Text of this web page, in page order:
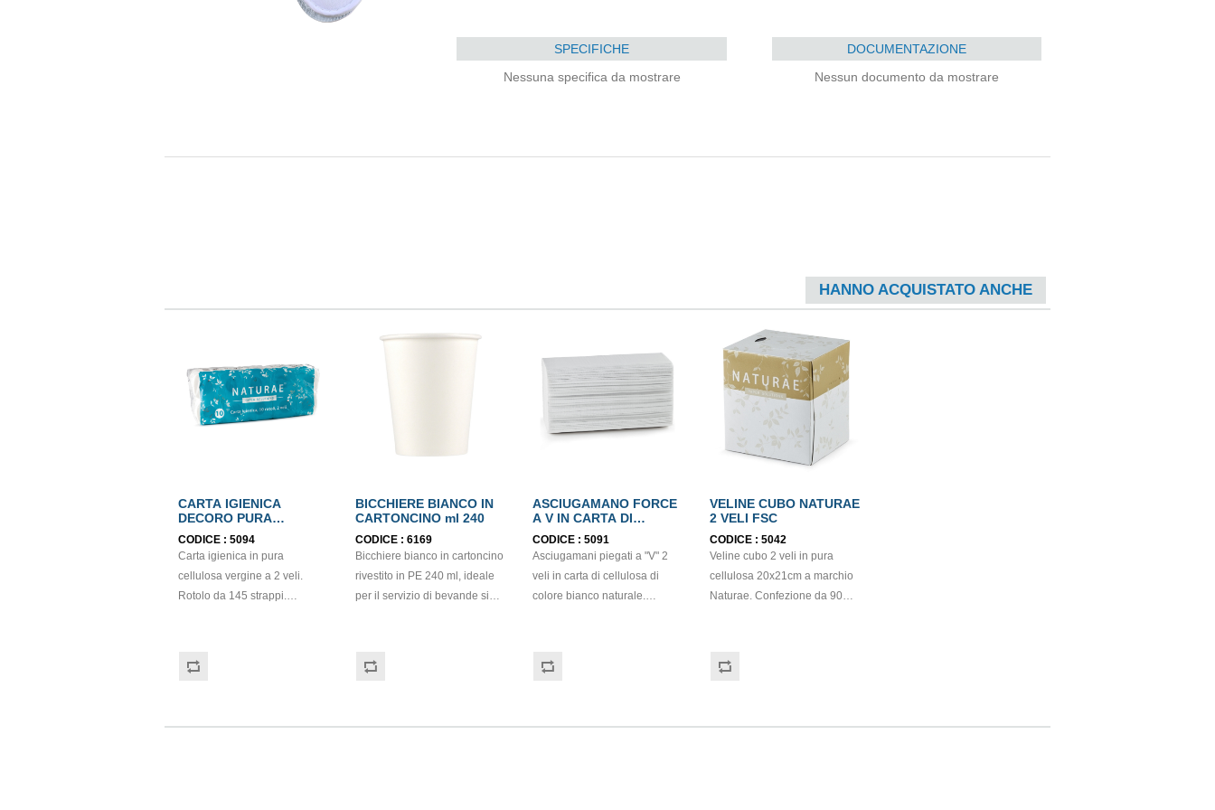
SPECIFICHE
Nessuna specifica da mostrare
DOCUMENTAZIONE
Nessun documento da mostrare
HANNO ACQUISTATO ANCHE
CARTA IGIENICA
DECORO PURA
CELLULOSA 2 VELI
ECOLABEL
CODICE : 5094
Carta igienica in pura
cellulosa vergine a 2 veli.
Rotolo da 145 strappi.
BICCHIERE BIANCO IN
CARTONCINO ml 240
CODICE : 6169
Bicchiere bianco in cartoncino
rivestito in PE 240 ml, ideale
per il servizio di bevande sia
cappuccino, cioccolata calda
ASCIUGAMANO FORCE
A V IN CARTA DI
CELLULOSA 2 VELI
ECOLABEL
CODICE : 5091
Asciugamani piegati a "V" 2
veli in carta di cellulosa di
colore bianco naturale.
da 3150 pezzi.
VELINE CUBO NATURAE
2 VELI FSC
CODICE : 5042
Veline cubo 2 veli in pura
cellulosa 20x21cm a marchio
Naturae. Confezione da 90
con materie prime certificate